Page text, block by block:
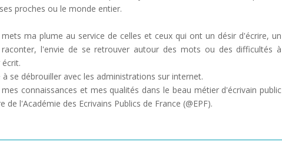
proches ou le monde entier.
ma plume au service de celles et ceux qui ont un désir d'écrire, un
l'envie de se retrouver autour des mots ou des difficultés à
à se débrouiller avec les administrations sur internet.
mes connaissances et mes qualités dans le beau métier d'écrivain public
de l'Académie des Ecrivains Publics de France (@EPF).